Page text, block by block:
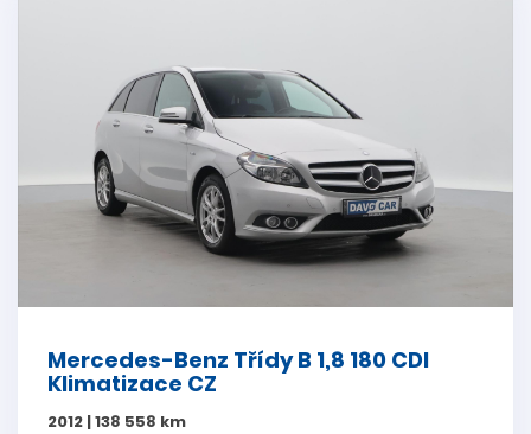
Mercedes-Benz Třídy B 1,8 180 CDI
Klimatizace CZ
2012 | 138 558 km